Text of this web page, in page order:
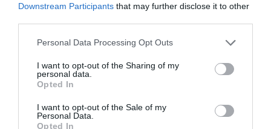
Downstream Participants that may further disclose it to other
Please note that this website/app uses one or more Google
not limited to your visit or usage behaviour. You may click to
grant or deny consent to Google and its third-party tags to
use your data for below specified purposes in below Google
consent section.
Personal Data Processing Opt Outs
I want to opt-out of the Sharing of my
personal data.
Opted In
I want to opt-out of the Sale of my
Personal Data.
Opted In